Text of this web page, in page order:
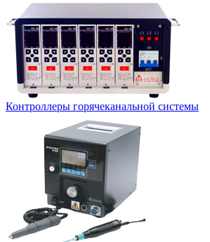
Контроллеры горячеканальной системы